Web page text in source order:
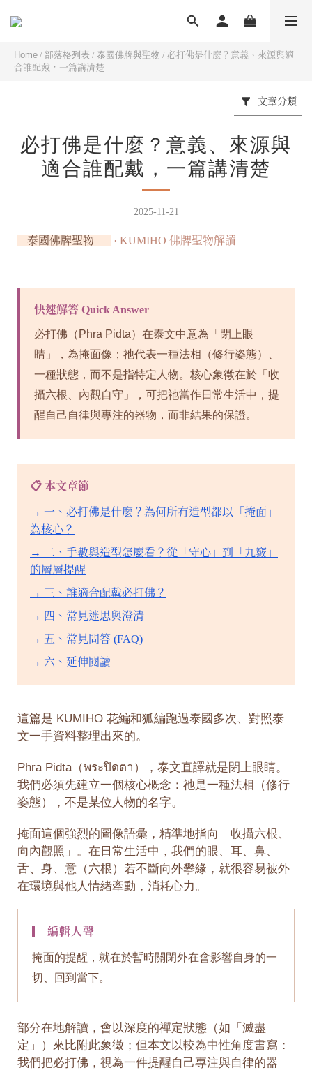
Home / 部落格列表 / 泰國佛牌與聖物 / 必打佛是什麼？意義、來源與適
合誰配戴，一篇講清楚
文章分類
必打佛是什麼？意義、來源與
適合誰配戴，一篇講清楚
2025-11-21
泰國佛牌聖物 · KUMIHO 佛牌聖物解讀
快速解答 Quick Answer
必打佛（Phra Pidta）在泰文中意為「閉上眼
睛」，為掩面像；祂代表一種法相（修行姿態）、
一種狀態，而不是指特定人物。核心象徵在於「收
攝六根、內觀自守」，可把祂當作日常生活中，提
醒自己自律與專注的器物，而非結果的保證。
📋 本文章節
→ 一、必打佛是什麼？為何所有造型都以「掩面」
為核心？
→ 二、手數與造型怎麼看？從「守心」到「九竅」
的層層提醒
→ 三、誰適合配戴必打佛？
→ 四、常見迷思與澄清
→ 五、常見問答 (FAQ)
→ 六、延伸閱讀
這篇是 KUMIHO 花編和狐編跑過泰國多次、對照泰
文一手資料整理出來的。
Phra Pidta（พระปิดตา），泰文直譯就是閉上眼睛。
我們必須先建立一個核心概念：祂是一種法相（修行
姿態），不是某位人物的名字。
掩面這個強烈的圖像語彙，精準地指向「收攝六根、
向內觀照」。在日常生活中，我們的眼、耳、鼻、
舌、身、意（六根）若不斷向外攀緣，就很容易被外
在環境與他人情緒牽動，消耗心力。
▎ 編輯人聲
掩面的提醒，就在於暫時關閉外在會影響自身的一
切、回到當下。
部分在地解讀，會以深度的禪定狀態（如「滅盡
定」）來比附此象徵；但本文以較為中性角度書寫：
我們把必打佛，視為一件提醒自己專注與自律的器